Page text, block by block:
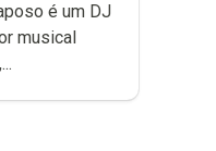
produziré um DJ
musical